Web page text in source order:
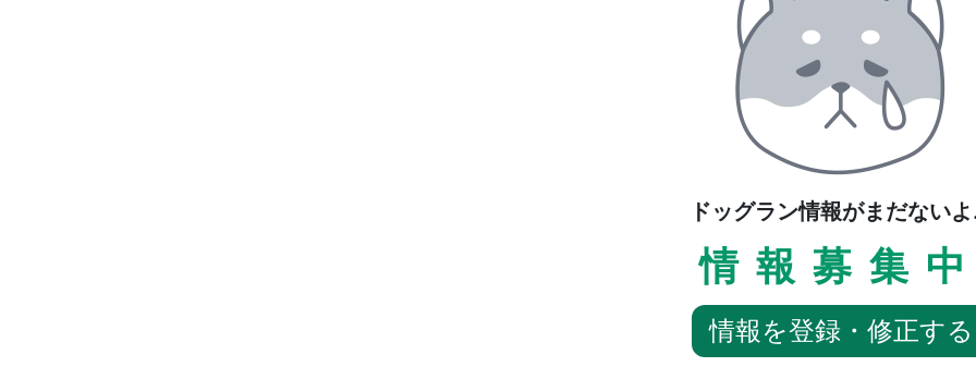
ドッグラン情報がまだない
情報募集
情報を登録・修正する